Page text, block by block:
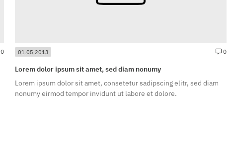
0#news.newsCommentsForPosting#
01.05.2013 0
Lorem dolor ipsum sit amet, sed diam nonumy
Lorem ipsum dolor sit amet, consetetur sadipscing elitr, sed diam
nonumy eirmod tempor invidunt ut labore et dolore.